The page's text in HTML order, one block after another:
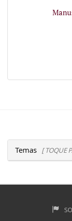
Temas [ TOQUE